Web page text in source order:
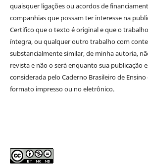
quaisquer ligações ou acordos de
companhias que possam ter interesse na
Certifico que o texto é original e que o
íntegra, ou qualquer outro trabalho com
substancialmente similar, de minha autoria,
revista e não o será enquanto sua publicação
considerada pelo Caderno Brasileiro de Ensino
formato impresso ou no eletrônico.